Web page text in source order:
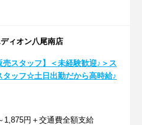
ィオン八尾南店
売スタッフ】＜未経験歓迎♪＞ス
タッフ☆土日出勤だから高時給♪
1,875円＋交通費全額支給